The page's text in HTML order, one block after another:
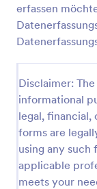
erfassen
Disclaimer:
informational
legal,
forms are
using any
applicable
meets your
zueinander
festgelegten
im Falle
ermöglicht
in ihre
Erlaubnisse
stellt auch
wird, dass